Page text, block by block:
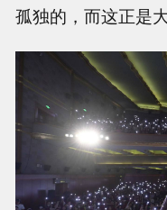
孤独的，而这正是